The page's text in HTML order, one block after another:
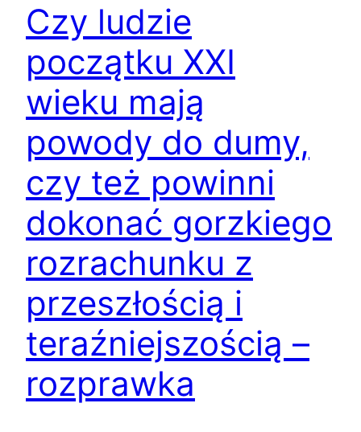
Czy ludzie
początku XXI
wieku mają
powody do dumy,
czy też powinni
dokonać gorzkiego
rozrachunku z
przeszłością i
teraźniejszością –
rozprawka